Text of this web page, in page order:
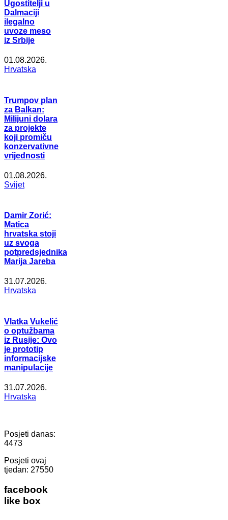
Ugostitelji u
Dalmaciji
ilegalno
uvoze meso
iz Srbije
01.08.2026.
Hrvatska
Trumpov plan
za Balkan:
Milijuni dolara
za projekte
koji promiču
konzervativne
vrijednosti
01.08.2026.
Svijet
Damir Zorić:
Matica
hrvatska stoji
uz svoga
potpredsjednika
Marija Jareba
31.07.2026.
Hrvatska
Vlatka Vukelić
o optužbama
iz Rusije: Ovo
je prototip
informacijske
manipulacije
31.07.2026.
Hrvatska
Posjeti danas:
4473
Posjeti ovaj
tjedan: 27550
facebook
like box